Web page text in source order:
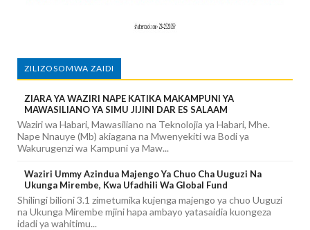
ZILIZOSOMWA ZAIDI
ZIARA YA WAZIRI NAPE KATIKA MAKAMPUNI YA
MAWASILIANO YA SIMU JIJINI DAR ES SALAAM
Waziri wa Habari, Mawasiliano na Teknolojia ya Habari, Mhe.
Nape Nnauye (Mb) akiagana na Mwenyekiti wa Bodi ya
Wakurugenzi wa Kampuni ya Maw...
Waziri Ummy Azindua Majengo Ya Chuo Cha Uuguzi Na
Ukunga Mirembe, Kwa Ufadhili Wa Global Fund
Shilingi bilioni 3.1 zimetumika kujenga majengo ya chuo Uuguzi
na Ukunga Mirembe mjini hapa ambayo yatasaidia kuongeza
idadi ya wahitimu...